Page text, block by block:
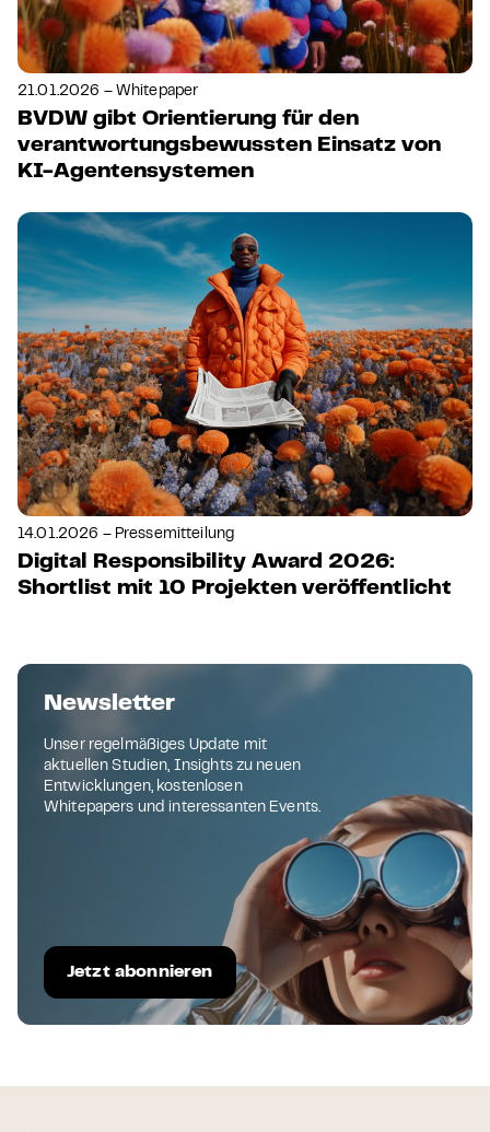
21.01.2026 – Whitepaper
BVDW gibt Orientierung für den
verantwortungsbewussten Einsatz von
KI-Agentensystemen
14.01.2026 – Pressemitteilung
Digital Responsibility Award 2026:
Shortlist mit 10 Projekten veröffentlicht
Newsletter
Unser regelmäßiges Update mit
aktuellen Studien, Insights zu neuen
Entwicklungen, kostenlosen
Whitepapers und interessanten Events.
Jetzt abonnieren